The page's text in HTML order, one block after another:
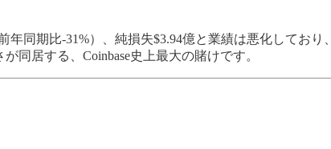
年同期比-31%）、純損失$3.94億と業績は悪化してお
同居する、Coinbase史上最大の賭けです。